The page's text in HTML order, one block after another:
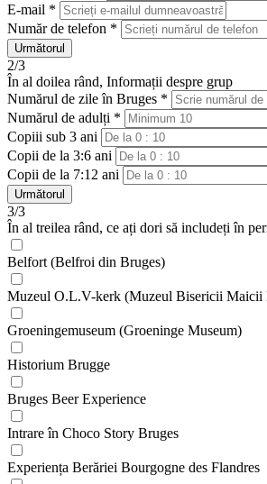
E-mail *
Număr de telefon *
Următorul
2/3
În al doilea rând, Informații despre grup
Numărul de zile în Bruges *
Numărul de adulți *
Copiii sub 3 ani
Copii de la 3:6 ani
Copii de la 7:12 ani
Următorul
3/3
În al treilea rând, ce ați dori să includeți în
Belfort (Belfroi din Bruges)
Muzeul O.L.V-kerk (Muzeul Bisericii Maicii
Groeningemuseum (Groeninge Museum)
Historium Brugge
Bruges Beer Experience
Intrare în Choco Story Bruges
Experiența Berăriei Bourgogne des Flandres